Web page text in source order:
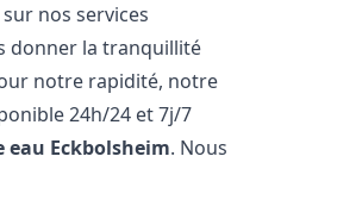
nos services
donner la tranquillité
notre rapidité, notre
24h/24 et 7j/7
eau Eckbolsheim. Nous